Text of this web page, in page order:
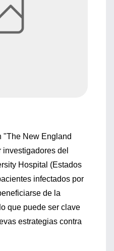
"The New England
del
Hospital (Estados
infectados por
de la
que puede ser clave
estrategias contra